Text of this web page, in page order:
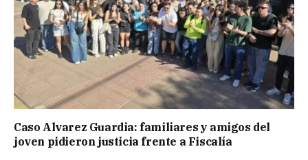
Caso Alvarez Guardia: familiares y amigos del
joven pidieron justicia frente a Fiscalía